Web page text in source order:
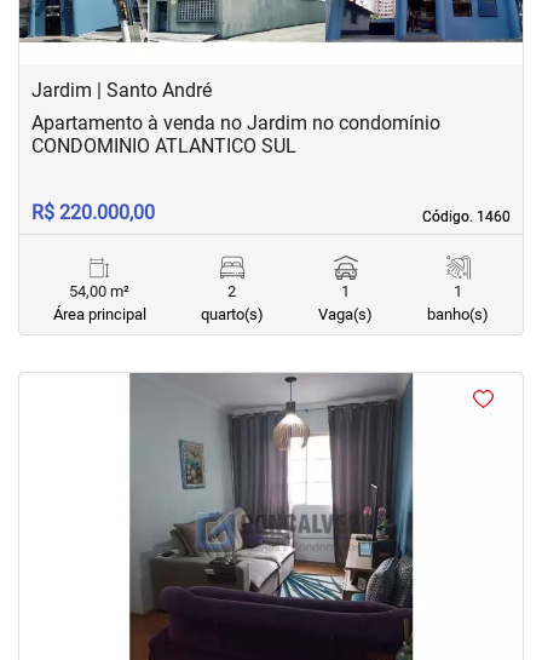
Jardim | Santo André
Código. 1460
Código. 1460
Apartamento à venda no Jardim no condomínio
CONDOMINIO ATLANTICO SUL
R$ 220.000,00
54,00 m²
Área principal
2
quarto(s)
1
Vaga(s)
1
banho(s)